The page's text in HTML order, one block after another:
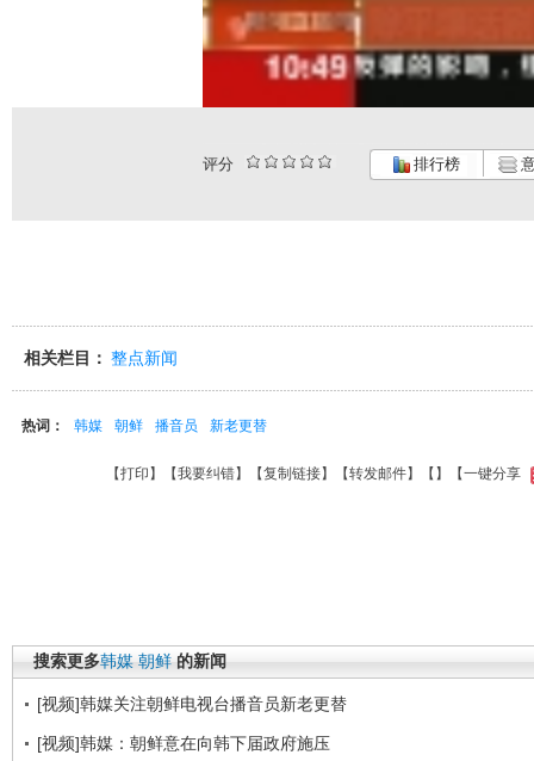
评分 排行榜
相关栏目： 整点新闻
热词： 韩媒 朝鲜 播音员 新老更替
【打印 】【我要纠错】【复制链接】【转发邮件】【 】 【一键分享
搜索更多韩媒 朝鲜 的新闻
[视频]韩媒关注朝鲜电视台播音员新老更替
[视频]韩媒：朝鲜意在向韩下届政府施压